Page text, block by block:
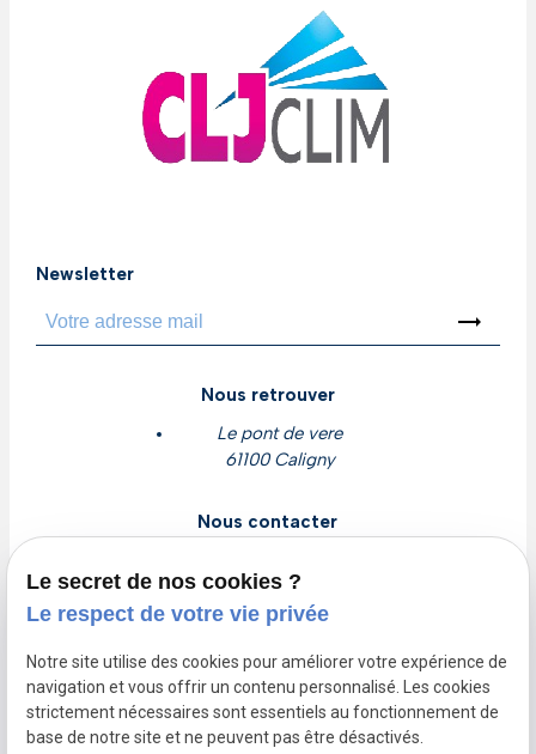
Newsletter
trending_flat
Nous retrouver
Le pont de vere
61100 Caligny
Nous contacter
02 78 77 16 56
Nous suivre
Le secret de nos cookies ?
Le respect de votre vie privée
Notre site utilise des cookies pour améliorer votre expérience de
navigation et vous offrir un contenu personnalisé. Les cookies
strictement nécessaires sont essentiels au fonctionnement de
base de notre site et ne peuvent pas être désactivés.